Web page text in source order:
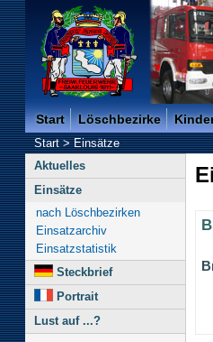
Freiwillige Feuerwehr
Start Löschbezirke
Start>Einsätze
Aktuelles
Einsätze
nach Löschbezirken
Einsatzarchiv
Einsatzstatistik
Steckbrief
Portrait
Lust auf ...?